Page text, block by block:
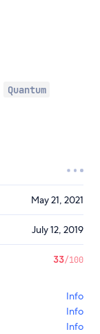
Quantum
May 21, 2021
July 12, 2019
33/100
Info
Info
Info